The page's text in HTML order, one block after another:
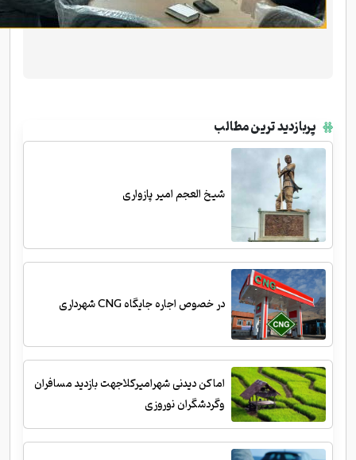
پربازدید ترین مطالب
شیخ العجم امیر پازواری
در خصوص اجاره جایگاه CNG شهرداری
اماکن دیدنی شهرامیرکلاجهت بازدید مسافران
وگردشگران نوروزی